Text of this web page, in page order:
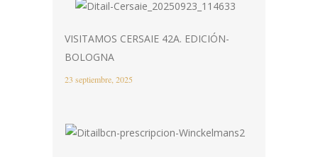
VISITAMOS CERSAIE 42A. EDICIÓN-
BOLOGNA
23 septiembre, 2025